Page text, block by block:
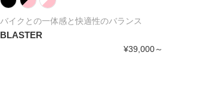
バイクとの一体感と快適性のバランス
BLASTER
¥39,000～